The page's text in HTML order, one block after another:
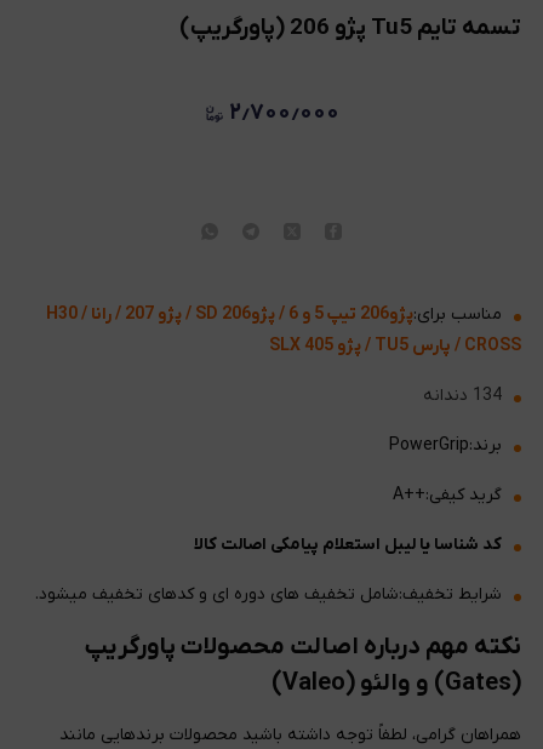
تسمه تایم Tu5 پژو 206 (پاورگریپ)
۲٫۷۰۰٫۰۰۰
مناسب برای:
پژو206 تیپ 5 و 6 / پژو206 SD / پژو 207 / رانا / H30
CROSS / پارس TU5 / پژو 405 SLX
134 دندانه
برند:PowerGrip
گرید کیفی:++A
کد شناسا یا لیبل استعلام پیامکی اصالت کالا
شرایط تخفیف:شامل تخفیف های دوره ای و کدهای تخفیف میشود.
نکته مهم درباره اصالت محصولات پاورگریپ
(Gates) و والئو (Valeo)
همراهان گرامی، لطفاً توجه داشته باشید محصولات برندهایی مانند